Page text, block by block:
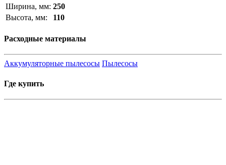
Ширина, мм: 250
Высота, мм:
110
Расходные материалы
Аккумуляторные пылесосы Пылесосы
Где купить